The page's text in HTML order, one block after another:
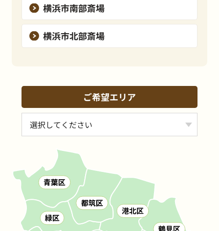
横浜市南部斎場
横浜市北部斎場
ご希望エリア